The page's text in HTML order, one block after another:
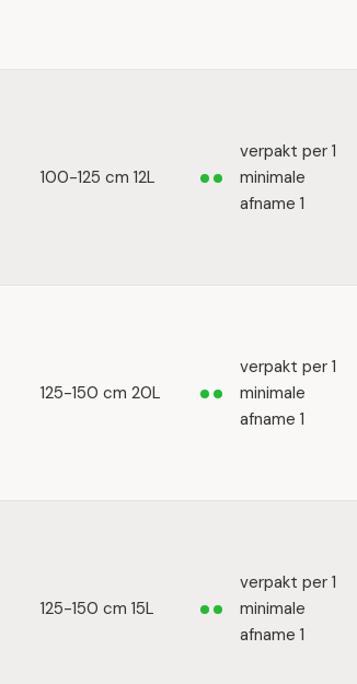
100-125 cm 12L
verpakt per 1
minimale
afname 1
125-150 cm 20L
verpakt per 1
minimale
afname 1
125-150 cm 15L
verpakt per 1
minimale
afname 1